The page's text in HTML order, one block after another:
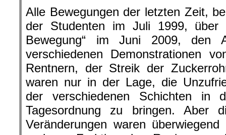
Alle Bewegungen der letzten Zeit,
der Studenten im Juli 1999, über
Bewegung“ im Juni 2009, den
verschiedenen Demonstrationen
Rentnern, der Streik der
waren nur in der Lage, die
der verschiedenen Schichten in
Tagesordnung zu bringen. Aber
Veränderungen waren